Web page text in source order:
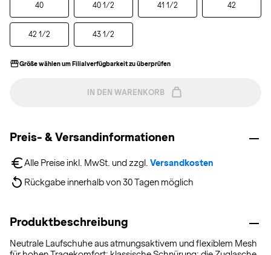
40 40 1/2 41 1/2 42
42 1/2 43 1/2
Größe wählen um Filialverfügbarkeit zu überprüfen
IN DEN WARENKORB
Preis- & Versandinformationen
Alle Preise inkl. MwSt. und zzgl. Versandkosten
Rückgabe innerhalb von 30 Tagen möglich
Produktbeschreibung
Neutrale Laufschuhe aus atmungsaktivem und flexiblem Mesh